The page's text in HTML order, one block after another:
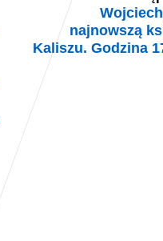
najnowszą
Kaliszu. Godzina